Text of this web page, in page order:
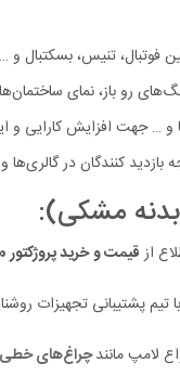
فوتبال‌، تنیس، بسکتبال
رو باز، نمای
و … جهت افزایش کارایی
کنندگان در گالری‌ها و
ازقیمت وخرید پروژکتور 50 وات پاد
پشتیبانی تجهیزات
لامپ مانندچراغ‌های